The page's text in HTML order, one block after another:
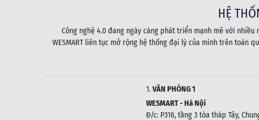
HỆ
Công nghệ 4.0 đang ngày càng phát triển mạnh mẽ với
WESMART liên tục mở rộng hệ thống đại lý của mình trên toàn
1. VĂN PHÒNG 1
WESMART - Hà Nội
Đ/c: P316, tầng 3 tòa tháp Tây,